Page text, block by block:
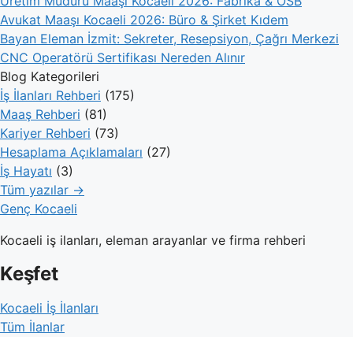
Avukat Maaşı Kocaeli 2026: Büro & Şirket Kıdem
Bayan Eleman İzmit: Sekreter, Resepsiyon, Çağrı Merkezi
CNC Operatörü Sertifikası Nereden Alınır
Blog Kategorileri
İş İlanları Rehberi (175)
Maaş Rehberi (81)
Kariyer Rehberi (73)
Hesaplama Açıklamaları (27)
İş Hayatı (3)
Tüm yazılar →
Genç Kocaeli
Kocaeli iş ilanları, eleman arayanlar ve firma rehberi
Keşfet
Kocaeli İş İlanları
Tüm İlanlar